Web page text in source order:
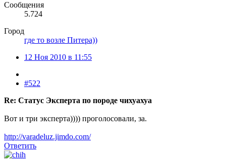
Сообщения
5.724
Город
где то возле Питера))
12 Ноя 2010 в 11:55
#522
Re: Статус Эксперта по породе чихуахуа
Вот и три эксперта)))) проголосовали, за.
http://varadeluz.jimdo.com/
Ответить